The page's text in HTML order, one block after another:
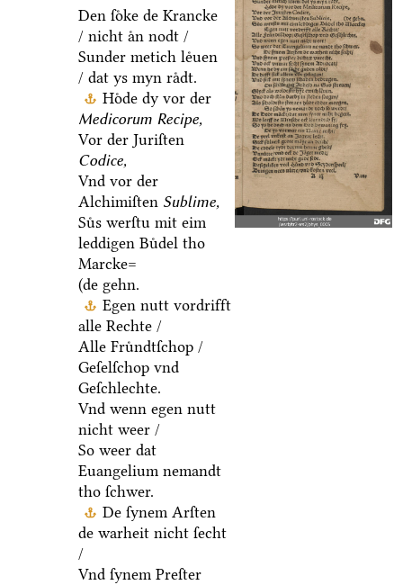
Den ſoͤke de Krancke
/ nicht aͤn nodt /
Sunder metich leͤuen
/ dat ys myn raͤdt.
Hoͤde dy vor der
Medicorum Recipe,
Vor der Juriſten
Codice,
Vnd vor der
Alchimiſten Sublime,
Suͤs werſtu mit eim
leddigen Buͤdel tho
Marcke=
(de gehn.
Egen nutt vordrifft
alle Rechte /
Alle Fruͤndtſchop /
Geſelſchop vnd
Geſchlechte.
Vnd wenn egen nutt
nicht weer /
So weer dat
Euangelium nemandt
tho ſchwer.
De ſynem Arſten
de warheit nicht ſecht
/
Vnd ſynem Preſter